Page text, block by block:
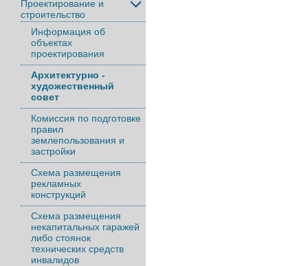
Проектирование и
строительство
Информация об
объектах
проектирования
Архитектурно -
художественный
совет
Комиссия по подготовке
правил
землепользования и
застройки
Схема размещения
рекламных
конструкций
Схема размещения
некапитальных гаражей
либо стоянок
технических средств
инвалидов